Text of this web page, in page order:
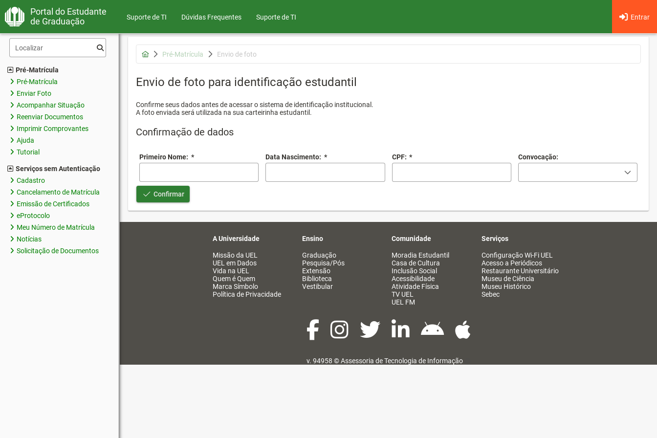
Portal do Estudante
de Graduação
Suporte de TI Dúvidas Frequentes Entrar
Suporte de TI
Pré-Matrícula
Pré-Matrícula
Enviar Foto
Acompanhar Situação
Reenviar Documentos
Imprimir Comprovantes
Ajuda
Tutorial
Serviços sem Autenticação
Cadastro
Cancelamento de Matrícula
Emissão de Certificados
eProtocolo
Meu Número de Matrícula
Notícias
Solicitação de Documentos
Pré-Matrícula Envio de foto
Envio de foto para identificação estudantil
Confirme seus dados antes de acessar o sistema de identificação institucional.
A foto enviada será utilizada na sua carteirinha estudantil.
Confirmação de dados
Primeiro Nome: * Data Nascimento: * CPF: * Convocação:
Confirmar
A Universidade
Missão da UEL
UEL em Dados
Vida na UEL
Quem é Quem
Marca Símbolo
Política de Privacidade
Ensino
Graduação
Pesquisa/Pós
Extensão
Biblioteca
Vestibular
Comunidade
Moradia Estudantil
Casa de Cultura
Inclusão Social
Acessibilidade
Atividade Física
TV UEL
UEL FM
Serviços
Configuração Wi-Fi UEL
Acesso a Periódicos
Restaurante Universitário
Museu de Ciência
Museu Histórico
Sebec
v. 94958 ©Assessoria de Tecnologia de Informação